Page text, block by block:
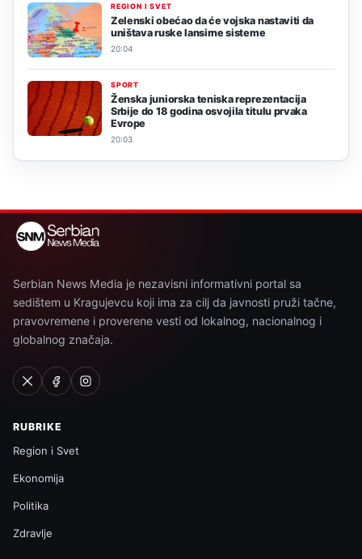
REGION I SVET
Zelenski obećao da će vojska nastaviti da
uništava ruske lansirne sisteme
20:04
SPORT
Ženska juniorska teniska reprezentacija
Srbije do 18 godina osvojila titulu prvaka
Evrope
20:03
Serbian News Media je nezavisni informativni portal sa
sedištem u Kragujevcu koji ima za cilj da javnosti pruži tačne,
pravovremene i proverene vesti od lokalnog, nacionalnog i
globalnog značaja.
RUBRIKE
Region i Svet
Ekonomija
Politika
Zdravlje